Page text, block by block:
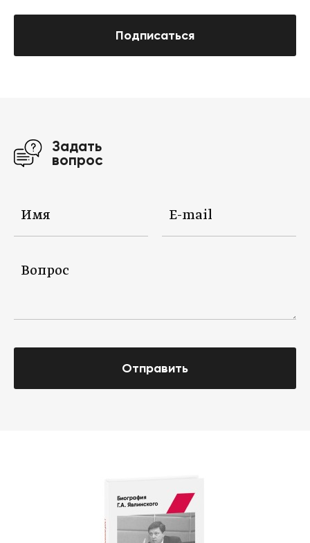
Подписаться
Задать
вопрос
Отправить